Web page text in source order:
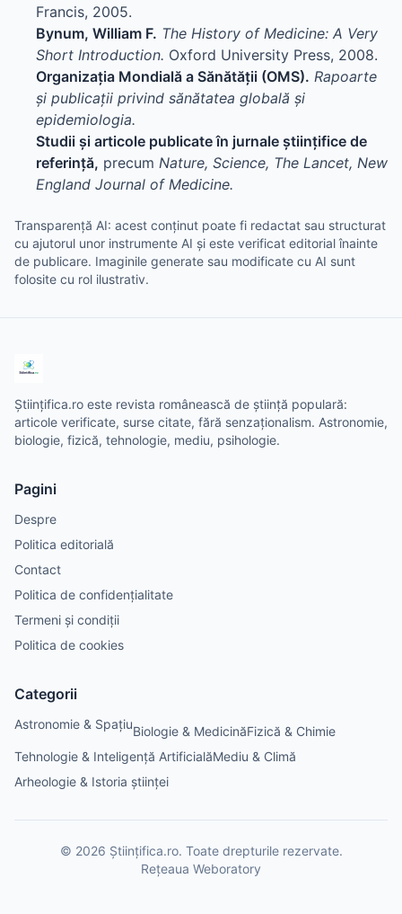
Francis, 2005.
Bynum, William F. The History of Medicine: A Very
Short Introduction. Oxford University Press, 2008.
Organizația Mondială a Sănătății (OMS). Rapoarte
și publicații privind sănătatea globală și
epidemiologia.
Studii și articole publicate în jurnale științifice de
referință, precum Nature, Science, The Lancet, New
England Journal of Medicine.
Transparență AI: acest conținut poate fi redactat sau structurat
cu ajutorul unor instrumente AI și este verificat editorial înainte
de publicare. Imaginile generate sau modificate cu AI sunt
folosite cu rol ilustrativ.
Științifica.ro este revista românească de știință populară:
articole verificate, surse citate, fără senzaționalism. Astronomie,
biologie, fizică, tehnologie, mediu, psihologie.
Pagini
Despre
Politica editorială
Contact
Politica de confidențialitate
Termeni și condiții
Politica de cookies
Categorii
Astronomie & SpațiuBiologie & MedicinăFizică & Chimie
Tehnologie & Inteligență ArtificialăMediu & Climă
Arheologie & Istoria științei
© 2026 Științifica.ro. Toate drepturile rezervate.
Rețeaua Weboratory